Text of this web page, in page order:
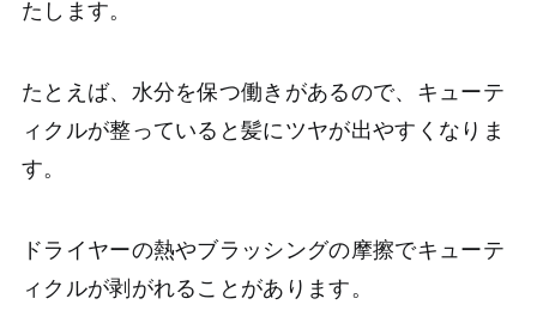
たします。
たとえば、水分を保つ働きがあるので、キューテ
ィクルが整っていると髪にツヤが出やすくなりま
す。
ドライヤーの熱やブラッシングの摩擦でキューテ
ィクルが剥がれることがあります。